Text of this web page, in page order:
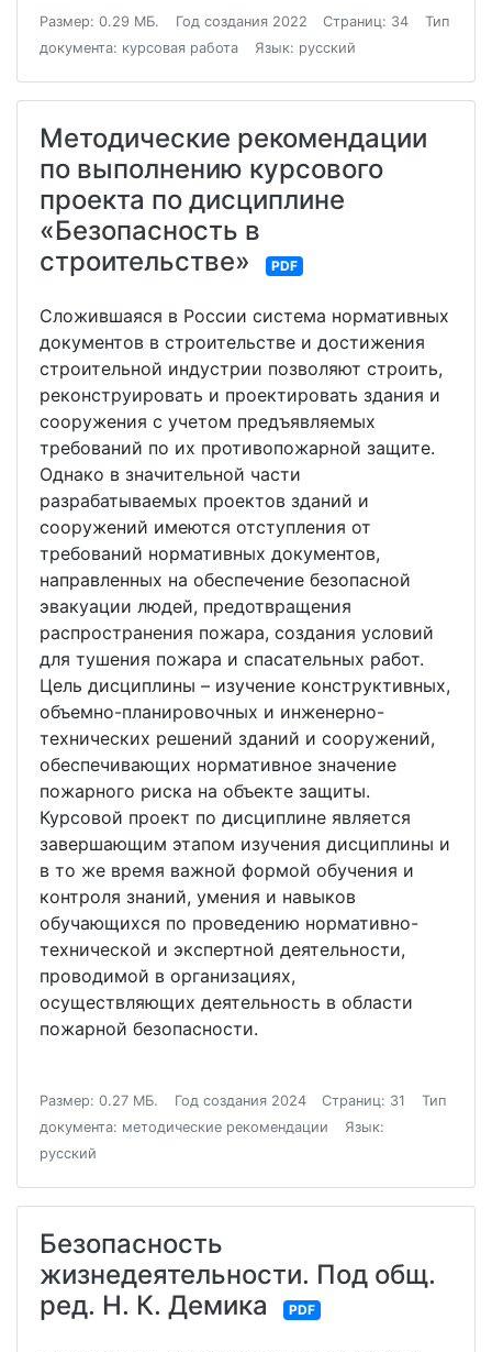
Размер: 0.29 МБ. Год создания 2022 Страниц: 34
Тип
документа: курсовая работа
Язык: русский
Методические рекомендации
по выполнению курсового
проекта по дисциплине
«Безопасность в
строительстве»
PDF
Сложившаяся в России система нормативных
документов в строительстве и достижения
строительной индустрии позволяют строить,
реконструировать и проектировать здания и
сооружения с учетом предъявляемых
требований по их противопожарной защите.
Однако в значительной части
разрабатываемых проектов зданий и
сооружений имеются отступления от
требований нормативных документов,
направленных на обеспечение безопасной
эвакуации людей, предотвращения
распространения пожара, создания условий
для тушения пожара и спасательных работ.
Цель дисциплины – изучение конструктивных,
объемно-планировочных и инженерно-
технических решений зданий и сооружений,
обеспечивающих нормативное значение
пожарного риска на объекте защиты.
Курсовой проект по дисциплине является
завершающим этапом изучения дисциплины и
в то же время важной формой обучения и
контроля знаний, умения и навыков
обучающихся по проведению нормативно-
технической и экспертной деятельности,
проводимой в организациях,
осуществляющих деятельность в области
пожарной безопасности.
Размер: 0.27 МБ. Год создания 2024 Страниц: 31
Тип
документа: методические рекомендации
Язык:
русский
Безопасность
жизнедеятельности. Под общ.
ред. Н. К. Демика
PDF